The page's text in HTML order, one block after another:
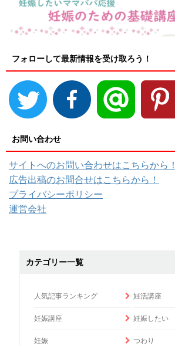
フォローして最新情報を受け取ろう！
お問い合わせ
サイトへのお問い合わせはこちらから！
広告出稿のお問合せはこちらから！
プライバシーポリシー
運営会社
カテゴリー一覧
人気記事ランキング 妊活講座
妊娠講座 妊娠したい
妊娠 つわり